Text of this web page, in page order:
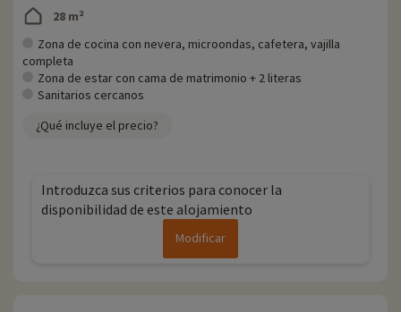
28 m²
Zona de cocina con nevera, microondas, cafetera, vajilla
completa
Zona de estar con cama de matrimonio + 2 literas
Sanitarios cercanos
¿Qué incluye el precio?
Introduzca sus criterios para conocer la
disponibilidad de este alojamiento
Modificar